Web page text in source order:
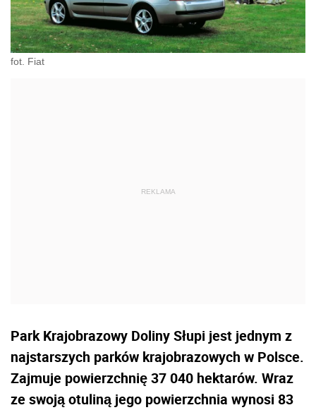
fot. Fiat
Park Krajobrazowy Doliny Słupi jest jednym z
najstarszych parków krajobrazowych w Polsce.
Zajmuje powierzchnię 37 040 hektarów. Wraz
ze swoją otuliną jego powierzchnia wynosi 83